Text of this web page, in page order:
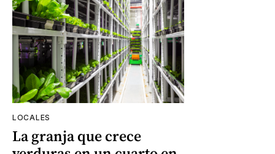
LOCALES
La granja que crece